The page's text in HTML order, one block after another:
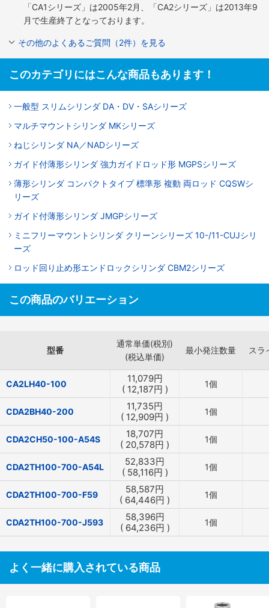
「CA1シリーズ」は2005年2月、「CA2シリーズ」は2013年9
月で生産終了となっております。
その他のよくあるご質問（2件）を見る
このカテゴリにはこんな商品もあります！
一般型 スリムシリンダ DA・DV・SAシリーズ
マルチマウントシリンダ MKシリーズ
ねじシリンダ NA／NADシリーズ
ガイド付薄形シリンダ 強力ガイドロッド形 MGPSシリーズ
薄形シリンダ コンパクトタイプ 標準形 複動 両ロッド CQSWシ
リーズ
ガイド付薄形シリンダ JMGPシリーズ
ミニフリーマウントシリンダ クリーンシリーズ 10-/11-CUJシリ
ーズ
ロッド回り止め形エンドロックシリンダ CBM2シリーズ
この商品のバリエーション
型番
通常単価(税別)
(税込単価)
最小発注数量 スラ
CA2LH40-100 11,079円
( 12,187円 ) 1個
CDA2BH40-200 11,735円
( 12,909円 ) 1個
CDA2CH50-100-A54S 18,707円
( 20,578円 ) 1個
CDA2TH100-700-A54L 52,833円
( 58,116円 ) 1個
CDA2TH100-700-F59 58,587円
( 64,446円 ) 1個
CDA2TH100-700-J593 58,396円
( 64,236円 ) 1個
よく一緒に購入されている商品